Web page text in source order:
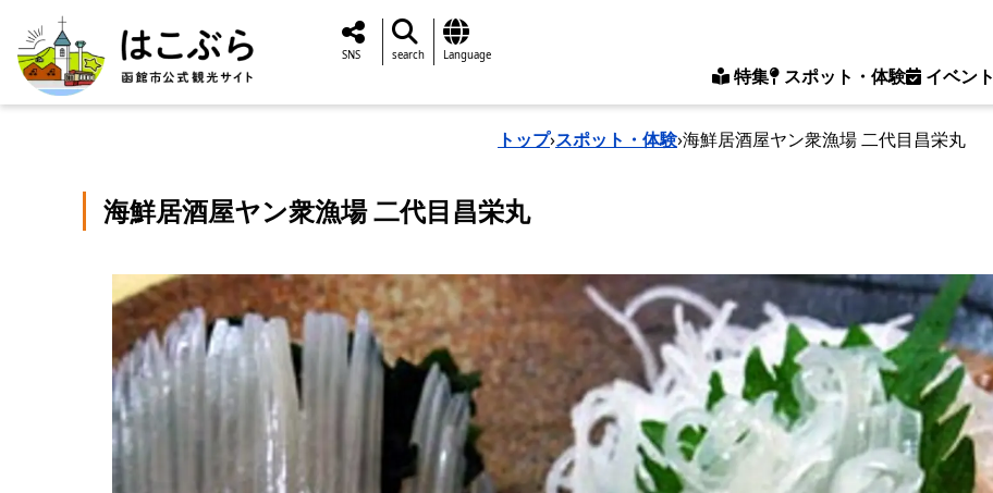
特集 スポット・体験 イベント
SNS search Language
トップ›スポット・体験›海鮮居酒屋ヤン衆漁場 二代目昌栄丸
海鮮居酒屋ヤン衆漁場 二代目昌栄丸